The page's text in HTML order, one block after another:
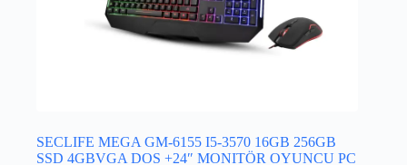
SECLIFE MEGA GM-6155 I5-3570 16GB 256GB
SSD 4GBVGA DOS +24″ MONITÖR OYUNCU PC